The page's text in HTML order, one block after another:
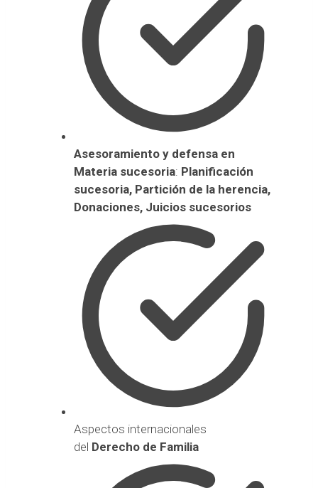
Asesoramiento y defensa en
Materia sucesoria: Planificación
sucesoria, Partición de la herencia,
Donaciones, Juicios sucesorios
Aspectos internacionales
del Derecho de Familia